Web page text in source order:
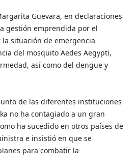
Guevara, en declaraciones
gestión emprendida por el
situación de emergencia
del mosquito Aedes Aegypti,
así como del dengue y
de las diferentes instituciones
no ha contagiado a un gran
ha sucedido en otros países de
e insistió en que se
para combatir la